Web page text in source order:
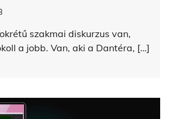
szakmai diskurzus van,
a jobb. Van, aki a Dantéra, […]